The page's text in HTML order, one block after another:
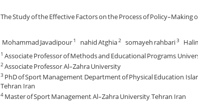
The Study of the Effective Factors on the Process of Policy-Making
Mohammad Javadipour1 nahid Atghia2 somayeh rahbari3
1 Associate Professor of Methods and Educational Programs,
2Associate Professor, Al-Zahra University
3 PhD of Sport Management, Department of Physical Education,
Tehran, Iran
4Master of Sport Management, Al-Zahra University, Tehran, Iran